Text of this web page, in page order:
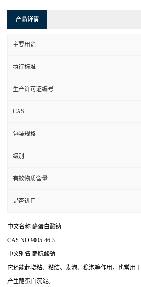
产品详请
主要用途
执行标准
生产许可证编号
CAS
包装规格
级别
有效物质含量
是否进口
中文名称 酪蛋白酸钠
CAS NO.9005-46-3
中文别名 酪朊酸钠
它还能起增粘、粘结、发泡、稳泡等作用，也常用
产生酪蛋白沉淀。